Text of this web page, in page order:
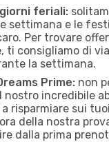
feriali:
settimana e le
Per trovare
ti consigliamo di
la settimana.
Prime: non
nostro incredibile
a risparmiare sui
della nostra
dalla prima